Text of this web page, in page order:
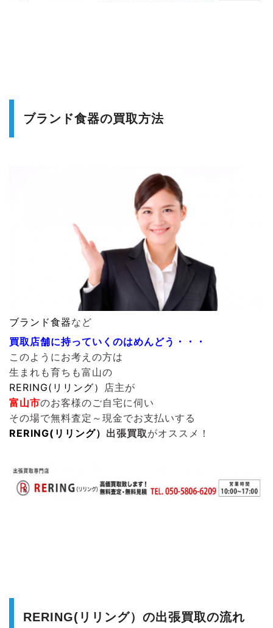
ブランド食器の買取方法
ブランド食器など
買取店舗に持っていくのはめんどう・・・
このようにお考えの方は
生まれも育ちも富山の
RERING(リリング） 店主が
富山市のお客様のご自宅に伺い
その場で無料査定～現金でお支払いする
RERING(リリング） 出張買取がオススメ！
RERING(リリング）の出張買取の流れ